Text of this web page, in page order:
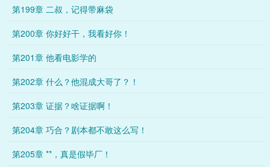
第199章 二叔，记得带麻袋
第200章 你好好干，我看好你！
第201章 他看电影学的
第202章 什么？他混成大哥了？！
第203章 证据？啥证据啊！
第204章 巧合？剧本都不敢这么写！
第205章 **，真是假毕厂！